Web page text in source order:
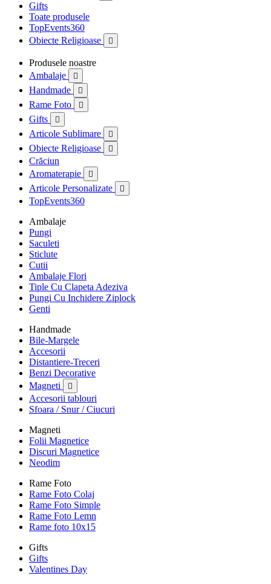
Gifts
Toate produsele
TopEvents360
Obiecte Religioase

Produsele noastre
Ambalaje

Handmade 
Rame Foto 
Gifts 
Articole Sublimare 
Obiecte Religioase 
Crăciun
Aromaterapie

Articole Personalizate 
TopEvents360
Ambalaje
Pungi
Saculeti
Sticlute
Cutii
Ambalaje Flori
Tiple Cu Clapeta Adeziva
Pungi Cu Inchidere Ziplock
Genti
Handmade
Bile-Margele
Accesorii
Distantiere-Treceri
Benzi Decorative
Magneti

Accesorii tablouri
Sfoara / Snur / Ciucuri
Magneti
Folii Magnetice
Discuri Magnetice
Neodim
Rame Foto
Rame Foto Colaj
Rame Foto Simple
Rame Foto Lemn
Rame foto 10x15
Gifts
Gifts
Valentines Day